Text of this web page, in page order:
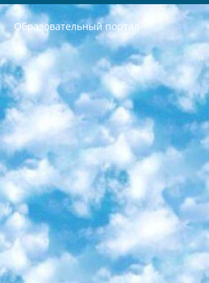
Образовательный портал
РЕСПУБЛИКА УЗБЕКИСТАН МИНИСТРЕРСТВО ДОШКОЛЬНОГО И ШКОЛЬНОГО ОБРАЗОВАНИЯ КОМАНДА в общеобразовательных учреждениях в 2023-2024 учебном году организация и проведение итоговой государственной аттестации обучающихся о Министра дошкольного и школьного образования Республики Узбекистан от 4 марта 2008 года (постановлением Минюста от 20 марта 2008 года № 1778 государственной регистрации) «Итоговое состояние учащихся общего среднего образования на основании положения об утверждении положения об аттестации общего среднего образования выпускной экзамен студентов в образовательных учреждениях в 2023-2024 учебном году В целях организации и прохождения аттестации приказываю: 1. Следующее: перечень предметов, по которым будет проводиться итоговая государственная аттестация и экзамен формы перевода согласно приложению 1; сертификаты международного образца, оценивающие уровень владения иностранными языками перечень согласно приложению 2; 2. Педагогический при специализированных образовательных учреждениях. научно-практический центр квалификации и международной оценки (Д.Давидова) 2024 г. До 25 марта: задания по предметам, по которым будет проводиться итоговая аттестация разработка и утверждение технических условий; итоговая аттестация на основании разработанного предметного задания разработка вопросов по предметам (устно и письменно), экзамен передача; общеобразовательные средние школы и специальные учебные заведения учащиеся выпускных классов школ и интернатов в агентской системе подготовка базы данных экзаменационных материалов и критериев оценки; перевод базы экзаменационных материалов на все языки обучения подать в Республиканский образовательный центр для изготовления; варианты экзаменов на основе разработанных контрольных материалов пусть будут поставлены задачи формирования. 3. Республиканский образовательный центр (Ш.Худайкулов) до 5 апреля 2024 года. до: база данных предоставленных экзаменационных материалов на все языки обучения перевод и экспертиза; для слепых, слабовидящих, глухих, слабослышащих и умственно отсталых детей учащиеся выпускных классов специализированных школ и школ-интернатов база данных экзаменационных материалов на всех преподаваемых языках подготовка критериев оценки; специализированные школы для умственно отсталых детей и технологии для учащихся выпускных классов школ-интернатов разработка соответствующих рекомендаций и критериев проведения ЕГЭ по естествознанию давать задания. 4. Педагогический при специализированных образовательных учреждениях. Научно-практический центр навыков и международной оценки (Д.Давидова), Республика образовательный центр (Худайкулов Ш.) итоговый государственный аттестационный экзамен ориентирован на творческое и логическое мышление при подготовке базы материалов учитывать введение заданий. 5. Следует отметить, что: сертификат государственного образца о знании общеобразовательного предмета и как минимум национальный уровень B1 по предметам на иностранных языках, указанным в Приложении 2. или международно признанный сертификат эквивалентного уровня студенты, изучающие определенный предмет, освобождаются от экзамена; по соответствующим предметам запланирована итоговая государственная аттестация за день до дня, путем жеребьевки Рабочей группой (в письменной форме по предметам, проводимым в форме) из числа сформированных вариантов выбрано 2 варианта; 2 выбранных варианта экзамена анонсированы на официальном сайте министерства и все выпускники по всей стране на основе этих вариантов проводит итоговую государственную аттестацию. 6. Государственное образование учащихся средних общеобразовательных учреждений. знания в соответствии с квалификационными требованиями, которые необходимо приобрести на основании стандартов итоговый (выпускной) контроль для 9 и 11 классов в целях тестирования Экзамены (далее – экзамены) состоят из предметов, перечисленных в приложении 1. будет сделано. 7. Экзамены пройдут с 26 мая по 15 июня 2024 г. (кроме науки физического воспитания). 8. Физическая для учащихся 9 классов общесредних образовательных учреждений. Экзамены по предмету «Образование, квалификация медицина» 1-6 мая 2024 года. сотрудники перевести под присмотр (с отклонениями в физическом или умственном развитии) специализированная школа для детей, школы-интернаты и со сколиозом школы-интернаты санаторного типа для больных детей исключены). 9. Он был слепым, слабовидящим и имел нарушения опорно-двигательного аппарата. экзамены в специализированных школах и интернатах для детей должны проводиться исходя из требований, предъявляемых к общеобразовательным учреждениям (физкультура кроме науки). 10. Специализированная школа для глухих и слабослышащих детей. и экзамены в интернатах и быть реализован в виде письменного теста по математике. 11. Специальность для умственно отсталых детей. Для 9 класса Родной язык и литературное письмо Государственный язык (язык обучения – узбекский). для неклассов) написано Математическое письмо Письменная/устная история Узбекистана Физическое воспитание практично Итоговый контроль Для 11 класса Написание родного языка и литературы (эссе) Математическое письмо Узбекский язык (обучение на узбекском языке) не посещающее общее среднее образование для учреждений)/Образовательное учреждение выбор письменный и устный Иностранный язык письменный/устный Письменная/устная история Узбекистана *По выбору студента:  Химия  Физика  Основы государственного права  География 10 бесплатных образовательных ресурсов - Мы составили подборку онлайн-проектов с интерактивными упражнениями, видеолекциями и статьями. Они помогут вам обрести новые и освежить старые знания бесплатно. 1. «ИНТУИТ» Старейшая образовательная площадка Рунета. Здесь вы найдёте сотни текстовых и видеокурсов на десятки различных тем — от программирования до психологии. Многие курсы подготовлены российскими университетами и крупными международными компаниями вроде Intel и Microsoft. Самостоятельное обучение бесплатное, но желающие могут оплатить услуги персональных наставников. 2. «Смартия» знакомит с актуальными профессиями и подсказывает, как им обучаться. Выбрав заинтересовавшую вас специальность — SMM-специалист, фотограф, веб-дизайнер или другую, — увидите список необходимых для неё умений. Чтобы вы могли освоить их самостоятельно, для каждого умения площадка отображает подборку ссылок на учебные материалы. Хотя «Смартия» ориентируется на русскоязычную аудиторию, часть контента всё же доступна только на английском. 3. «Лекторий Физтеха» Проект Московского физико-технического института (Физтеха). С его помощью вы можете смотреть онлайн серии лекций, записанные на видео в этом вузе. В числе доступных предметов — физика, биология, химия, информационные технологии и другие. К некоторым лекциям администрация ресурса прилагает готовые конспекты, которые можно скачивать в PDF-формате. 4. ITMOcourses Онлайн-площадка Санкт-Петербургского национального исследовательского университета информационных технологий, механики и оптики (ИТМО). Ресурс предоставляет свободный доступ к курсам, разработанным в этом вузе. Каталог материалов разбит на четыре категории: «Оптические системы и технологии», «Приборостроение и робототехника», «Информационные технологии» и «Биотехнологии». Курсы состоят из видеолекций, интерактивных демонстраций и заданий. 5. «КиберЛенинка» Электронная научная библиотека открытого доступа. Каталог площадки регулярно обрастает текстами статей из различных научных изданий. Сгруппированные по журналам и рубрикам публикации можно читать онлайн или скачивать целиком в PDF-формате. Проект нацелен на популяризацию науки за счёт открытого доступа к качественной информации. 6. «ПостНаука» На этом ресурсе публикуют подборки видеолекций, составленные экспертами из разных отраслей и объединённые общими темами. Среди них, к примеру, есть серии «Биоинформатика и геномика», «Культура средневековой Скандинавии» и Cinema Studies о теории кино. Каждая подборка лекций — логически связанная история, рассказанная экспертом от первого лица. Кроме того, на сайте появляются научно-образовательные статьи и тесты на разные темы. 7. «Newочём» Команда проекта «Newочём» отбирает самые интересные тексты из англоязычных СМИ и переводит те из них, за которые голосуют участники сообщества «ВКонтакте». По большей части это научно-популярные статьи. Редакторы придумывают лишь заголовки, в остальном